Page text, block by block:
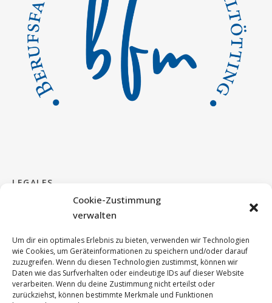
Cookie-Zustimmung
verwalten
Um dir ein optimales Erlebnis zu bieten, verwenden wir Technologien
wie Cookies, um Geräteinformationen zu speichern und/oder darauf
zuzugreifen. Wenn du diesen Technologien zustimmst, können wir
Daten wie das Surfverhalten oder eindeutige IDs auf dieser Website
verarbeiten. Wenn du deine Zustimmung nicht erteilst oder
zurückziehst, können bestimmte Merkmale und Funktionen
LEGALES
Impressum & Kontakt
Cookie Richtlinie
DSGVO